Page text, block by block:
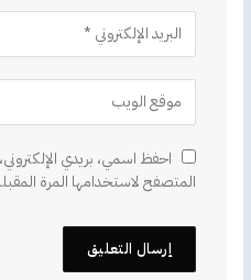
احفظ اسمي، بريدي
المتصفح لاستخدامها المرة